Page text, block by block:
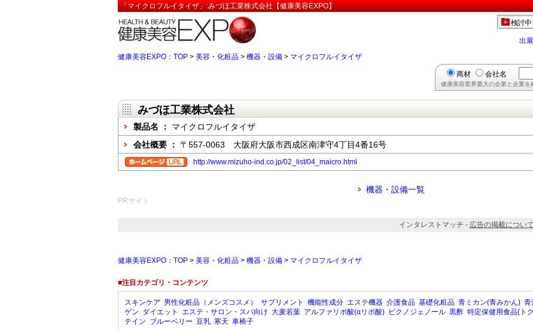
「マイクロフルイタイザ」:みづほ工業株式会社【健康美容EXPO】
検討
出
健康美容EXPO：TOP > 美容・化粧品 > 機器・設備 > マイクロフルイタイザ
商材 会社名
健康美容業界最大の企業と企業
みづほ工業株式会社
製品名 ： マイクロフルイタイザ
会社概要 ： 〒557-0063 大阪府大阪市西成区南津守4丁目4番16号
http://www.mizuho-ind.co.jp/02_list/04_maicro.html
機器・設備一覧
PRサイト
インタレストマッチ - 広告の掲載について
健康美容EXPO：TOP > 美容・化粧品 > 機器・設備 > マイクロフルイタイザ
■注目カテゴリ・コンテンツ
スキンケア 男性化粧品（メンズコスメ） サプリメント 機能性成分 エステ機器 介護食品 基礎化粧品 青ミカン(青みかん) 青
ゲン ダイエット エステ・サロン・スパ向け 大麦若葉 アルファリポ酸(αリポ酸) ピクノジェノール 黒酢 特定保健用食品(ト
テイン ブルーベリー 豆乳 寒天 車椅子